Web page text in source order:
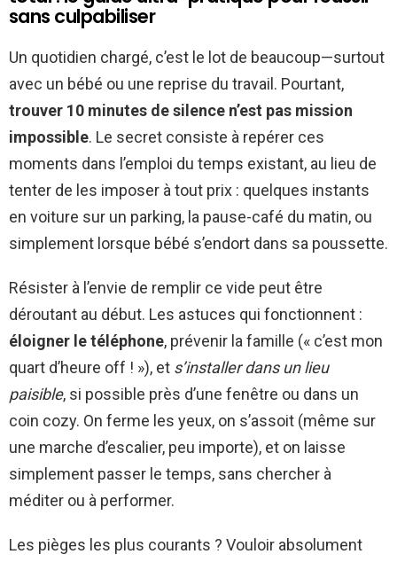
sans culpabiliser
Un quotidien chargé, c’est le lot de beaucoup—surtout
avec un bébé ou une reprise du travail. Pourtant,
trouver 10 minutes de silence n’est pas mission
impossible. Le secret consiste à repérer ces
moments dans l’emploi du temps existant, au lieu de
tenter de les imposer à tout prix : quelques instants
en voiture sur un parking, la pause-café du matin, ou
simplement lorsque bébé s’endort dans sa poussette.
Résister à l’envie de remplir ce vide peut être
déroutant au début. Les astuces qui fonctionnent :
éloigner le téléphone, prévenir la famille (« c’est mon
quart d’heure off ! »), et s’installer dans un lieu
paisible, si possible près d’une fenêtre ou dans un
coin cozy. On ferme les yeux, on s’assoit (même sur
une marche d’escalier, peu importe), et on laisse
simplement passer le temps, sans chercher à
méditer ou à performer.
Les pièges les plus courants ? Vouloir absolument